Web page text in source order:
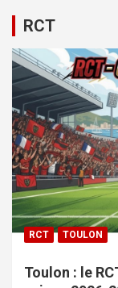
RCT
RCT TOULON
Toulon : le